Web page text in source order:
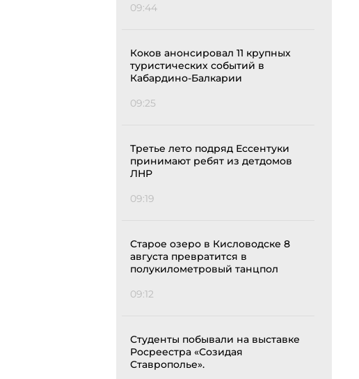
09:44
Коков анонсировал 11 крупных
туристических событий в
Кабардино-Балкарии
09:25
Третье лето подряд Ессентуки
принимают ребят из детдомов
ЛНР
09:19
Старое озеро в Кисловодске 8
августа превратится в
полукилометровый танцпол
09:12
Студенты побывали на выставке
Росреестра «Созидая
Ставрополье».